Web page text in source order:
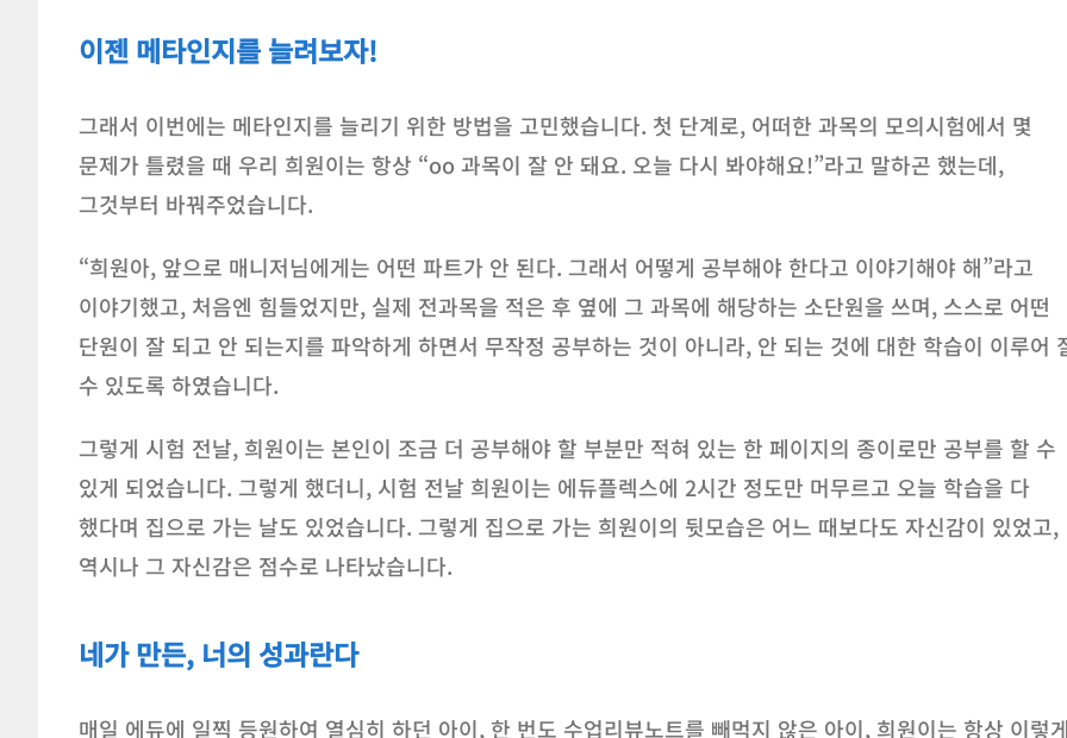
이젠 메타인지를 늘려보자!
그래서 이번에는 메타인지를 늘리기 위한 방법을 고민했습니다. 첫 단계로, 어떠한 과목의 모의시험에서 몇
문제가 틀렸을 때 우리 희원이는 항상 “oo 과목이 잘 안 돼요. 오늘 다시 봐야해요!”라고 말하곤 했는데,
그것부터 바꿔주었습니다.
“희원아, 앞으로 매니저님에게는 어떤 파트가 안 된다. 그래서 어떻게 공부해야 한다고 이야기해야 해”라고
이야기했고, 처음엔 힘들었지만, 실제 전과목을 적은 후 옆에 그 과목에 해당하는 소단원을 쓰며, 스스로 어떤
단원이 잘 되고 안 되는지를 파악하게 하면서 무작정 공부하는 것이 아니라, 안 되는 것에 대한 학습이 이루어
수 있도록 하였습니다.
그렇게 시험 전날, 희원이는 본인이 조금 더 공부해야 할 부분만 적혀 있는 한 페이지의 종이로만 공부를 할 수
있게 되었습니다. 그렇게 했더니, 시험 전날 희원이는 에듀플렉스에 2시간 정도만 머무르고 오늘 학습을 다
했다며 집으로 가는 날도 있었습니다. 그렇게 집으로 가는 희원이의 뒷모습은 어느 때보다도 자신감이 있었고,
역시나 그 자신감은 점수로 나타났습니다.
네가 만든, 너의 성과란다
매일 에듀에 일찍 등원하여 열심히 하던 아이, 한 번도 수업리뷰노트를 빼먹지 않은 아이, 희원이는 항상 이렇